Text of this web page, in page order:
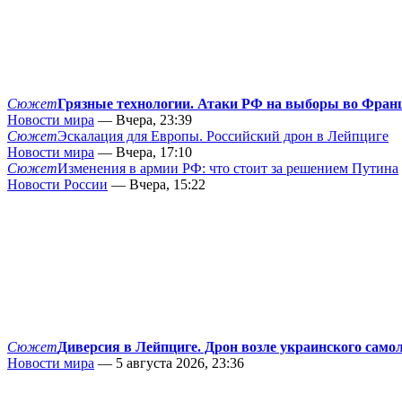
СюжетГрязные технологии. Атаки РФ на выборы во
Новости мира — Вчера, 23:39
СюжетЭскалация для Европы. Российский дрон в Лейпциге
Новости мира — Вчера, 17:10
СюжетИзменения в армии РФ: что стоит за решением Путина
Новости России — Вчера, 15:22
СюжетДиверсия в Лейпциге. Дрон возле украинского
Новости мира — 5 августа 2026, 23:36